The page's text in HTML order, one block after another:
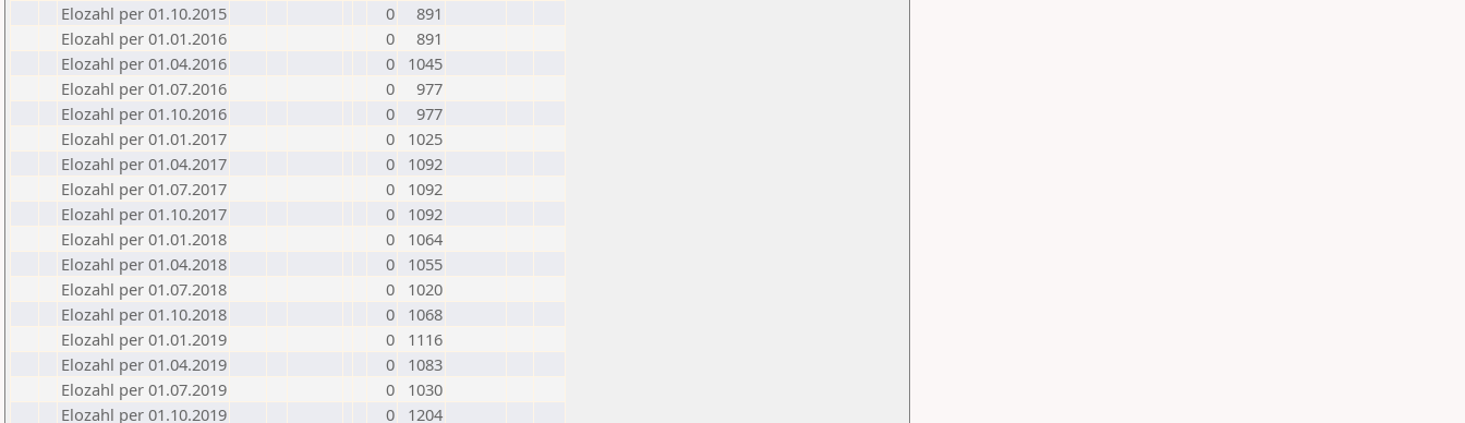
Elozahl per 01.10.2015
0
891
Elozahl per 01.01.2016
0
891
Elozahl per 01.04.2016
0
1045
Elozahl per 01.07.2016
0
977
Elozahl per 01.10.2016
0
977
Elozahl per 01.01.2017
0
1025
Elozahl per 01.04.2017
0
1092
Elozahl per 01.07.2017
0
1092
Elozahl per 01.10.2017
0
1092
Elozahl per 01.01.2018
0
1064
Elozahl per 01.04.2018
0
1055
Elozahl per 01.07.2018
0
1020
Elozahl per 01.10.2018
0
1068
Elozahl per 01.01.2019
0
1116
Elozahl per 01.04.2019
0
1083
Elozahl per 01.07.2019
0
1030
Elozahl per 01.10.2019
0
1204